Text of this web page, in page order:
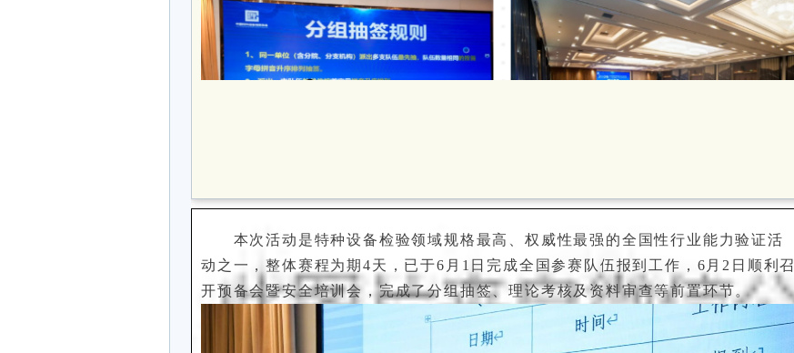
本次活动是特种设备检验领域规格最高、权威性最强的全国性行业能力验证活
动之一，整体赛程为期4天，已于6月1日完成全国参赛队伍报到工作，6月2日顺利召
开预备会暨安全培训会，完成了分组抽签、理论考核及资料审查等前置环节。